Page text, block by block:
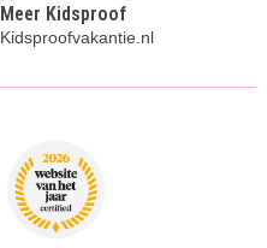
Meer Kidsproof
Kidsproofvakantie.nl